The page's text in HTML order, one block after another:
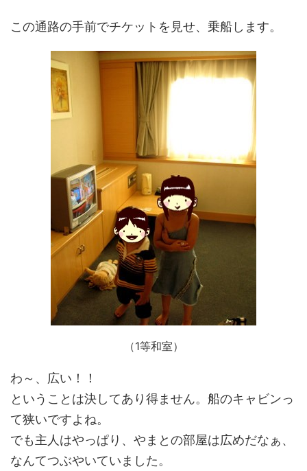
この通路の手前でチケットを見せ、乗船します。
（1等和室）
わ～、広い！！
ということは決してあり得ません。船のキャビンっ
て狭いですよね。
でも主人はやっぱり、やまとの部屋は広めだなぁ、
なんてつぶやいていました。